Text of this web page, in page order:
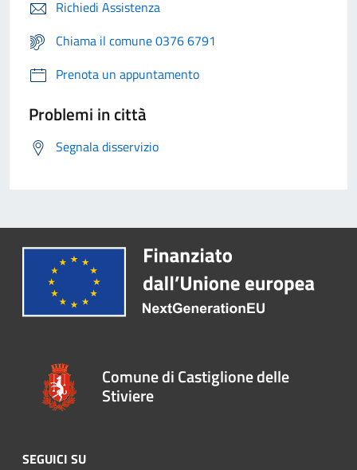
Richiedi Assistenza
Chiama il comune 0376 6791
Prenota un appuntamento
Problemi in città
Segnala disservizio
Comune di Castiglione delle
Stiviere
SEGUICI SU